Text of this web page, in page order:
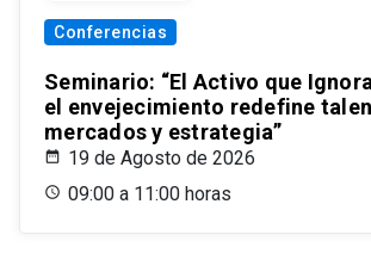
Conferencias
Seminario: “El Activo que
el envejecimiento redefine
mercados y estrategia”
19 de Agosto de 2026
09:00 a 11:00 horas